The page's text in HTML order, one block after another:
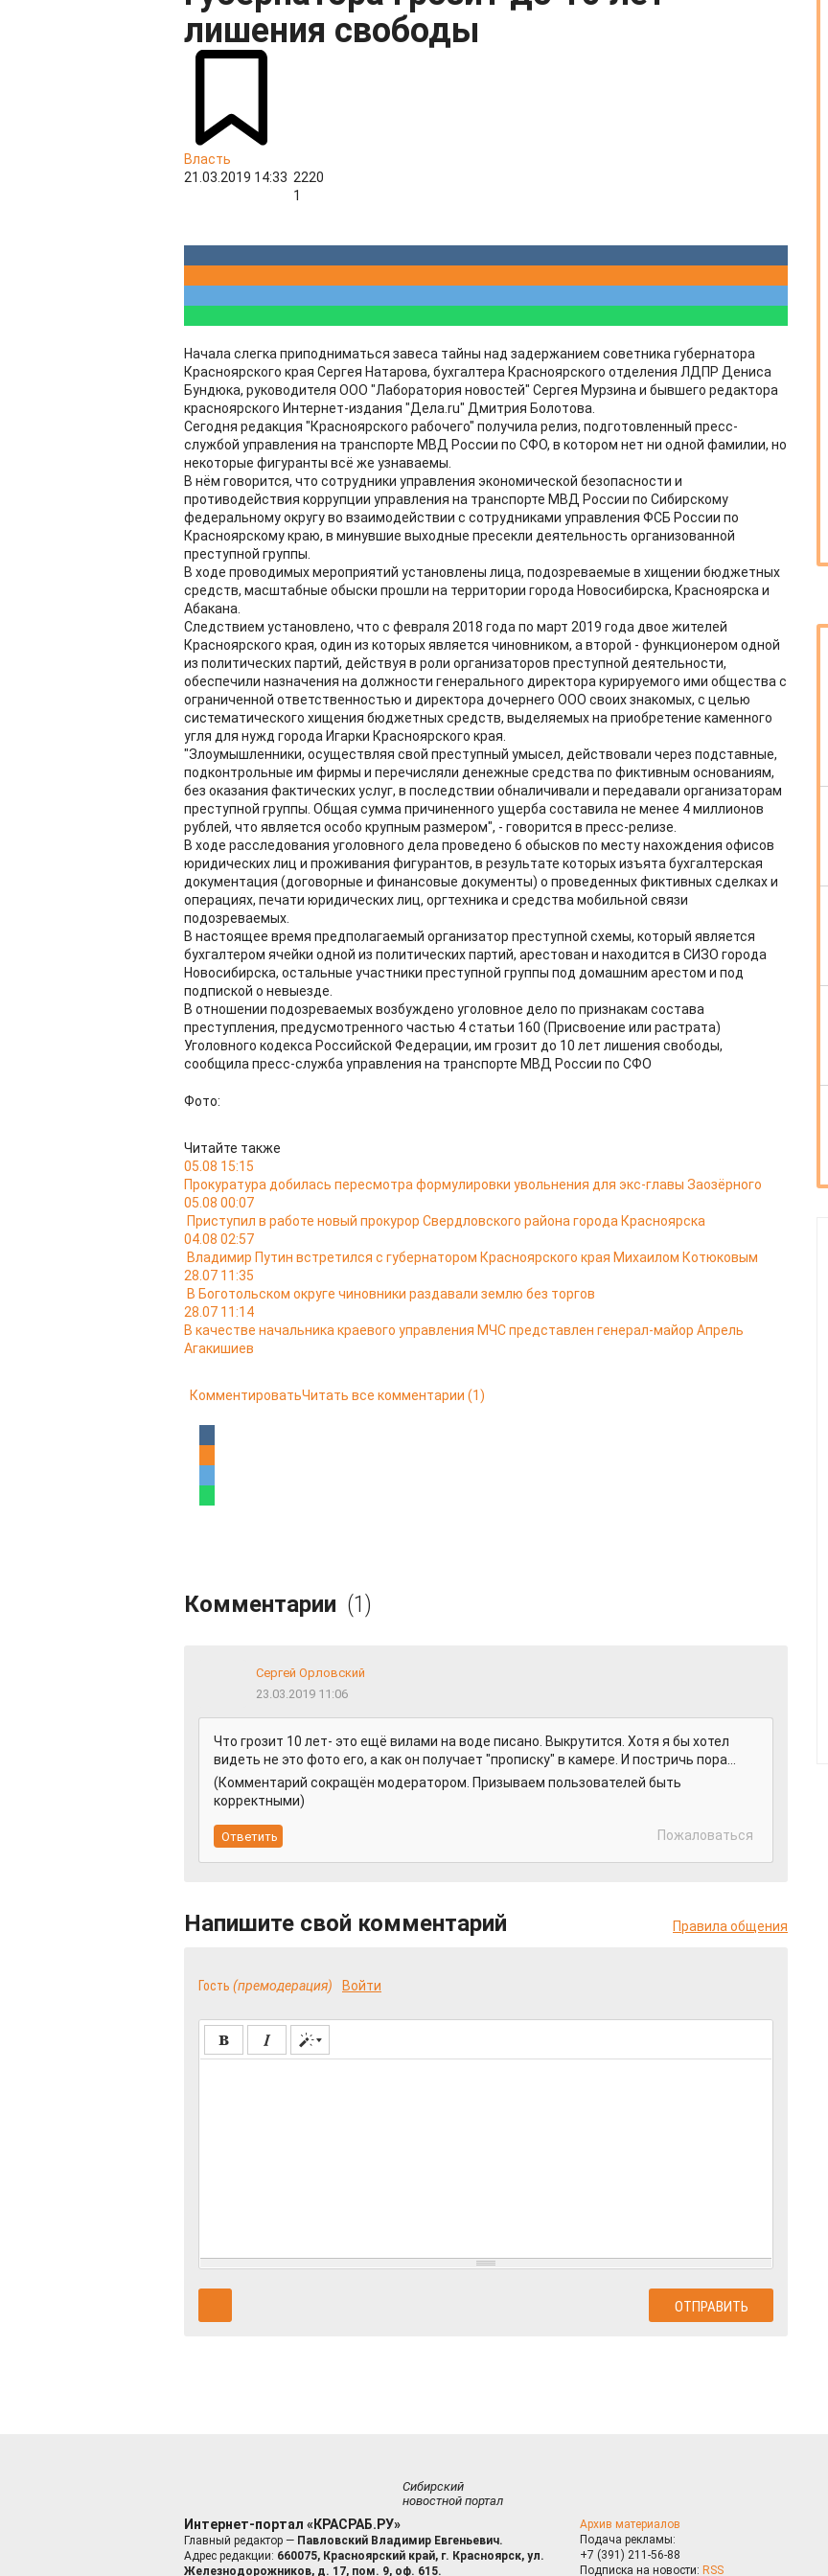
лишения свободы
Власть
21.03.2019 14:33 2220
1
Начала слегка приподниматься завеса тайны над задержанием советника губернатора
Красноярского края Сергея Натарова, бухгалтера Красноярского отделения ЛДПР Дениса
Бундюка, руководителя ООО "Лаборатория новостей" Сергея Мурзина и бывшего редактора
красноярского Интернет-издания "Дела.ru" Дмитрия Болотова.
Сегодня редакция "Красноярского рабочего" получила релиз, подготовленный пресс-
службой управления на транспорте МВД России по СФО, в котором нет ни одной фамилии, но
некоторые фигуранты всё же узнаваемы.
В нём говорится, что сотрудники управления экономической безопасности и
противодействия коррупции управления на транспорте МВД России по Сибирскому
федеральному округу во взаимодействии с сотрудниками управления ФСБ России по
Красноярскому краю, в минувшие выходные пресекли деятельность организованной
преступной группы.
В ходе проводимых мероприятий установлены лица, подозреваемые в хищении бюджетных
средств, масштабные обыски прошли на территории города Новосибирска, Красноярска и
Абакана.
Следствием установлено, что с февраля 2018 года по март 2019 года двое жителей
Красноярского края, один из которых является чиновником, а второй - функционером одной
из политических партий, действуя в роли организаторов преступной деятельности,
обеспечили назначения на должности генерального директора курируемого ими общества с
ограниченной ответственностью и директора дочернего ООО своих знакомых, с целью
систематического хищения бюджетных средств, выделяемых на приобретение каменного
угля для нужд города Игарки Красноярского края.
"Злоумышленники, осуществляя свой преступный умысел, действовали через подставные,
подконтрольные им фирмы и перечисляли денежные средства по фиктивным основаниям,
без оказания фактических услуг, в последствии обналичивали и передавали организаторам
преступной группы. Общая сумма причиненного ущерба составила не менее 4 миллионов
рублей, что является особо крупным размером", - говорится в пресс-релизе.
В ходе расследования уголовного дела проведено 6 обысков по месту нахождения офисов
юридических лиц и проживания фигурантов, в результате которых изъята бухгалтерская
документация (договорные и финансовые документы) о проведенных фиктивных сделках и
операциях, печати юридических лиц, оргтехника и средства мобильной связи
подозреваемых.
В настоящее время предполагаемый организатор преступной схемы, который является
бухгалтером ячейки одной из политических партий, арестован и находится в СИЗО города
Новосибирска, остальные участники преступной группы под домашним арестом и под
подпиской о невыезде.
В отношении подозреваемых возбуждено уголовное дело по признакам состава
преступления, предусмотренного частью 4 статьи 160 (Присвоение или растрата)
Уголовного кодекса Российской Федерации, им грозит до 10 лет лишения свободы,
сообщила пресс-служба управления на транспорте МВД России по СФО
Фото:
Читайте также
05.08 15:15
Прокуратура добилась пересмотра формулировки увольнения для экс-главы Заозёрного
05.08 00:07
Приступил в работе новый прокурор Свердловского района города Красноярска
04.08 02:57
Владимир Путин встретился с губернатором Красноярского края Михаилом Котюковым
28.07 11:35
В Боготольском округе чиновники раздавали землю без торгов
28.07 11:14
В качестве начальника краевого управления МЧС представлен генерал-майор Апрель
Агакишиев
КомментироватьЧитать все комментарии (1)
Комментарии (1)
Сергей Орловский
23.03.2019 11:06
Что грозит 10 лет- это ещё вилами на воде писано. Выкрутится. Хотя я бы хотел
видеть не это фото его, а как он получает "прописку" в камере. И постричь пора...
(Комментарий сокращён модератором. Призываем пользователей быть
корректными)
Пожаловаться
Напишите свой комментарий Правила общения
Гость (премодерация) Войти
Сибирский
новостной портал
Интернет-портал «КРАСРАБ.РУ»
Главный редактор — Павловский Владимир Евгеньевич.
Адрес редакции: 660075, Красноярский край, г. Красноярск, ул.
Железнодорожников, д. 17, пом. 9, оф. 615.
Архив материалов
Подача рекламы:
+7 (391) 211-56-88
Подписка на новости: RSS